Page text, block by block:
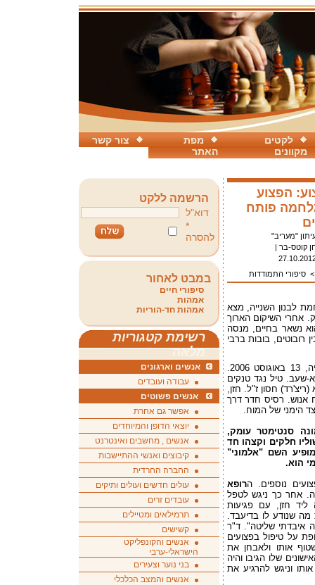
צור קשר
מפת
האתר
לקטים
מקוונים
הפצוע
פותח
"מעריב"
קוטס-בר |
סיפורי התמודדות
לבנון השנייה, מצא
אחרי השיקום הארוך
נשאר בחיים, מנסה
רובוטים, בובות ברבי
זה היה ביום האחרון של מלחמת לבנון השנייה, 13 באוגוסט 2006.
שעב. טיל נגד טנקים
חסון ז"ל. חזן,
בראשו באורח אנוש. רסיס חדר דרך
הימני של המוח.
סנטימטר עומק,
חלקים וקצהו חד
השם "אלמוני"
הוא.
נוספים. הרופא
אחר כך ניגש לטפל
חזן, עם פגיעות
שנודע לו בדיעבד.
איבדתי שליטה". ד"ר
על טיפול בפצועים
אותו ולאבחן את
שלו הגיבו והיה
וניגש להרגיע את
הרשמה ללקט
דוא"ל
*
להסרה
במבט לאחור
סיפורי חיים
אמהות
אמהות חד-הוריות
רשימת קטגוריות
מלאה
אנשים וארגונים
עבודה ועובדים
אנשים פשוטים
אפשר גם אחרת
יוצאי הדופן והמיוחדים
אנשים , מחשבים ואינטרנט
קיבוצים ואנשי ההתיישבות
החברה החרדית
עולים חדשים ועולים ותיקים
עובדים זרים
תרמילאים ומטיילים
קשישים
אנשים והקונפליקט
הישראלי-ערבי
בני נוער וצעירים
אנשים והמצב הכלכלי